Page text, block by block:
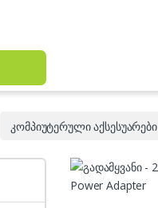
კომპიუტერული აქსესუარები